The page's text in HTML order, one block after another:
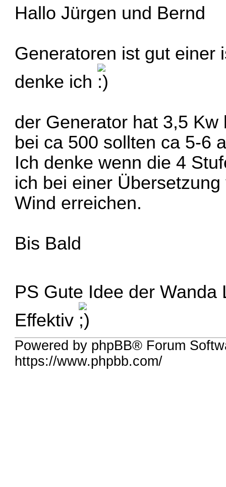
Hallo Jürgen und Bernd
Generatoren ist gut einer
denke ich
der Generator hat 3,5
bei ca 500 sollten ca 5-6
Ich denke wenn die 4
ich bei einer
Wind erreichen.
Bis Bald
PS Gute Idee der
Effektiv
Powered by phpBB® Forum
https://www.phpbb.com/